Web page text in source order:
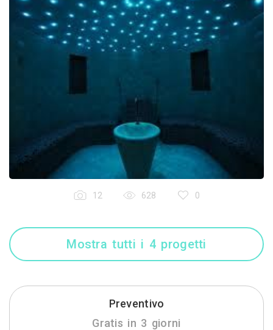
12 628 0
Mostra tutti i 4 progetti
Preventivo
Gratis in 3 giorni